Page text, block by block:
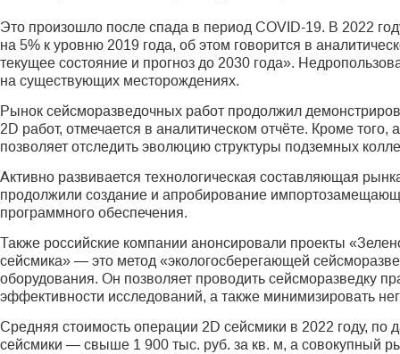
Это произошло после спада в период COVID-19. В 2022
на 5% к уровню 2019 года, об этом говорится в
текущее состояние и прогноз до 2030 года».
на существующих месторождениях.
Рынок сейсморазведочных работ продолжил
2D работ, отмечается в аналитическом отчёте. Кроме
позволяет отследить эволюцию структуры подземных
Активно развивается технологическая составляющая
продолжили создание и апробирование
программного обеспечения.
Также российские компании анонсировали проекты
сейсмика» — это метод «экологосберегающей
оборудования. Он позволяет проводить сейсморазведку
эффективности исследований, а также минимизировать
Средняя стоимость операции 2D сейсмики в 2022 году,
сейсмики — свыше 1 900 тыс. руб. за кв. м, а совокупный